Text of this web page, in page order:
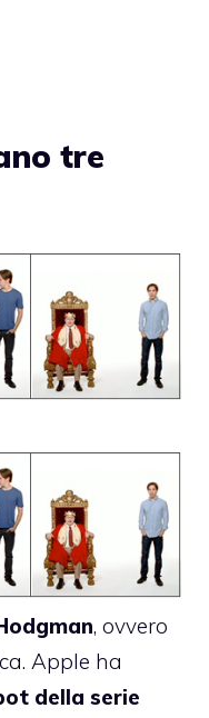
tre
, ovvero
Apple ha
della serie